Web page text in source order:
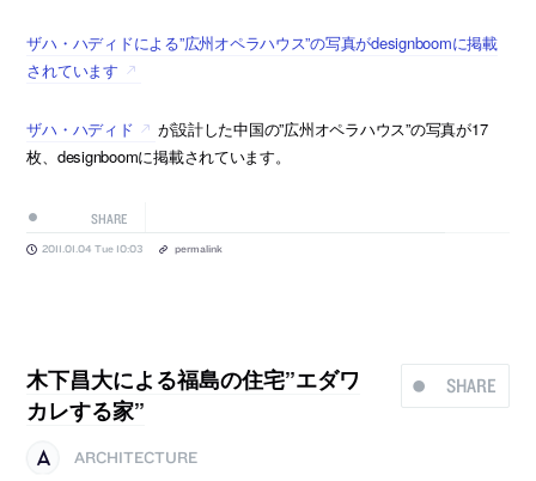
ザハ・ハディドによる”広州オペラハウス”の写真がdesignboomに掲載
されています
ザハ・ハディド
が設計した中国の”広州オペラハウス”の写真が17
枚、designboomに掲載されています。
SHARE
2011.01.04 Tue 10:03 permalink
SHARE
木下昌大による福島の住宅”エダワ
カレする家”
ARCHITECTURE